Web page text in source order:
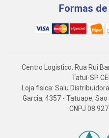
Formas
Centro Logistico: Rua Rui
Tatuí-SP
Loja fisica: Salu
Garcia, 4357 - Tatuape,
CNPJ